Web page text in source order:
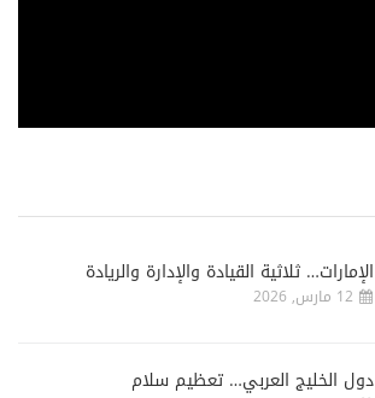
الإمارات… ثلاثية القيادة والإدارة والريادة
12 مارس, 2026
دول الخليج العربي… تعظيم سلام